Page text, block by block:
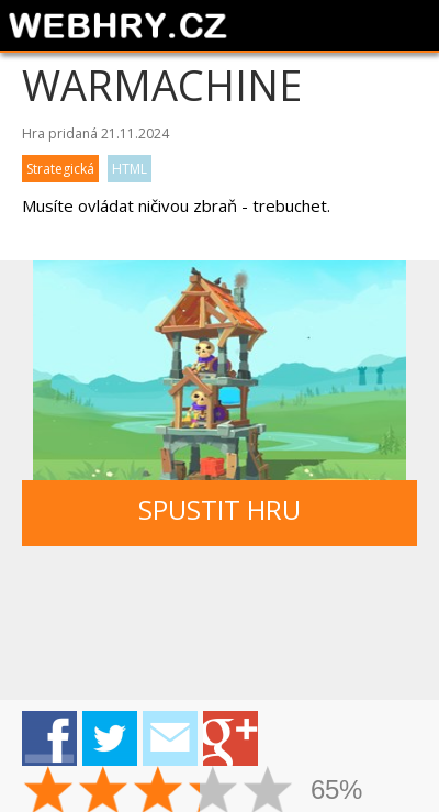
WARMACHINE
Hra pridaná 21.11.2024
Strategická
HTML
Musíte ovládat ničivou zbraň - trebuchet.
SPUSTIT HRU
65%